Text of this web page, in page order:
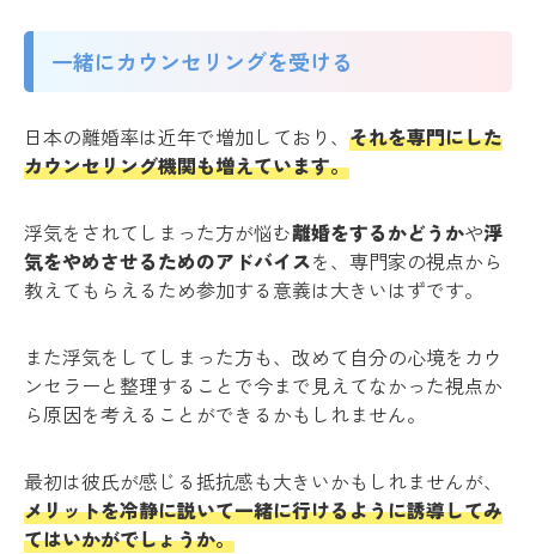
一緒にカウンセリングを受ける
日本の離婚率は近年で増加しており、 それを専門にした
カウンセリング機関も増えています。
浮気をされてしまった方が悩む離婚をするかどうかや浮
気をやめさせるためのアドバイスを、専門家の視点から
教えてもらえるため参加する意義は大きいはずです。
また浮気をしてしまった方も、改めて自分の心境をカウ
ンセラーと整理することで今まで見えてなかった視点か
ら原因を考えることができるかもしれません。
最初は彼氏が感じる抵抗感も大きいかもしれませんが、
メリットを冷静に説いて一緒に行けるように誘導してみ
てはいかがでしょうか。